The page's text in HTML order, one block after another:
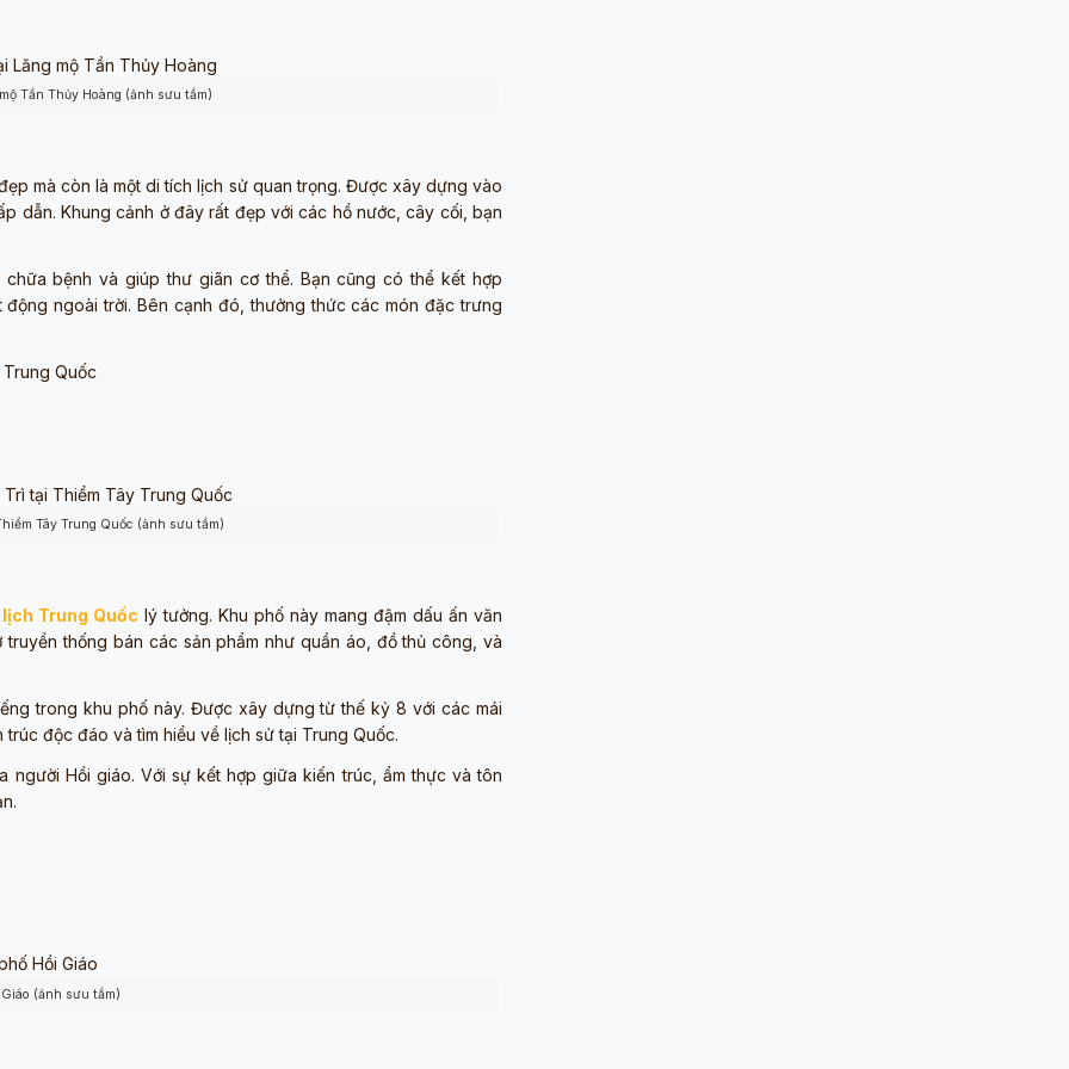
Tần Thủy Hoàng (ảnh sưu tầm)
mà còn là một di tích lịch sử quan trọng. Được xây dựng vào
dẫn. Khung cảnh ở đây rất đẹp với các hồ nước, cây cối, bạn
bệnh và giúp thư giãn cơ thể. Bạn cũng có thể kết hợp
ngoài trời. Bên cạnh đó, thưởng thức các món đặc trưng
Quốc
Tây Trung Quốc (ảnh sưu tầm)
Trung Quốc lý tưởng. Khu phố này mang đậm dấu ấn văn
thống bán các sản phẩm như quần áo, đồ thủ công, và
trong khu phố này. Được xây dựng từ thế kỷ 8 với các mái
độc đáo và tìm hiểu về lịch sử tại Trung Quốc.
Hồi giáo. Với sự kết hợp giữa kiến trúc, ẩm thực và tôn
(ảnh sưu tầm)